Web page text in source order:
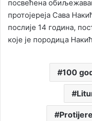
посвећена
протојереја Сава
послије 14 година,
које је породица
100